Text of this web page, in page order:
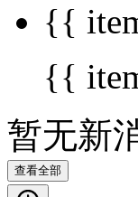
{{
{{
暂无新
查看全部